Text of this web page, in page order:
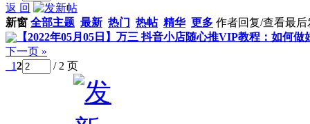
返 回
新窗 全部主题 最新 热门 热帖 精华 更多 作者回复/查看最后
【2022年05月05日】万三 抖音小店随心推VIP教程：如何做
下一页 »
12 / 2 页